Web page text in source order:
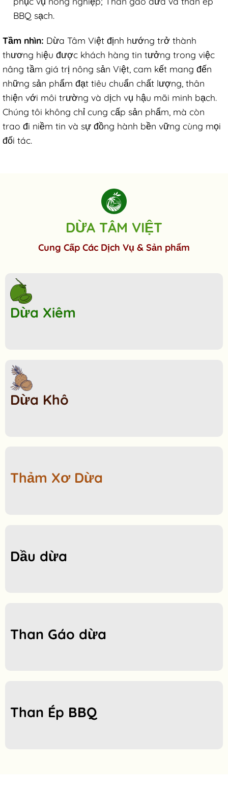
BBQ sạch.
Tầm nhìn: Dừa Tâm Việt định hướng trở thành
thương hiệu được khách hàng tin tưởng trong việc
nâng tầm giá trị nông sản Việt, cam kết mang đến
những sản phẩm đạt tiêu chuẩn chất lượng, thân
thiện với môi trường và dịch vụ hậu mãi minh bạch.
Chúng tôi không chỉ cung cấp sản phẩm, mà còn
trao đi niềm tin và sự đồng hành bền vững cùng mọi
đối tác.
DỪA TÂM VIỆT
Cung Cấp Các Dịch Vụ & Sản phẩm
Dừa Xiêm
Dừa Khô
Thảm Xơ Dừa
Dầu dừa
Than Gáo dừa
Than Ép BBQ